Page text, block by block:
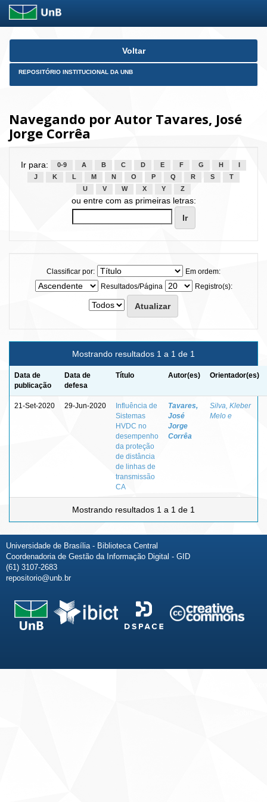
Skip
Voltar
REPOSITÓRIO INSTITUCIONAL DA UNB
Navegando por Autor Tavares, José
Jorge Corrêa
Ir para: 0-9 A B C D E F G H
J
K L M N O P Q R S
T
U
V W X Y Z
ou entre com as primeiras letras:
Classificar por:
Em ordem:
Resultados/Página
Registro(s):
Mostrando resultados 1 a 1 de 1
Data de
publicação
Data de
defesa
Título Autor(es) Orientador(es)
21-Set-2020 29-Jun-2020
Influência de
Sistemas
HVDC no
desempenho
da proteção
de distância
de linhas de
transmissão
CA
Tavares,
José
Jorge
Corrêa
Silva, Kleber
Melo e
Mostrando resultados 1 a 1 de 1
Universidade de Brasília - Biblioteca Central
Coordenadoria de Gestão da Informação Digital - GID
(61) 3107-2683
repositorio@unb.br